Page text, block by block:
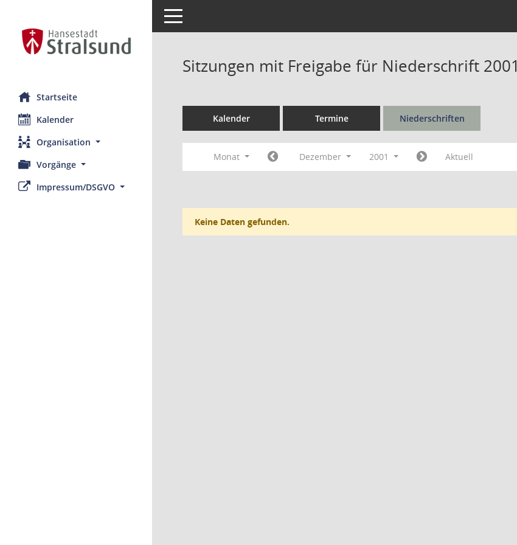
Startseite
Kalender
Organisation
Vorgänge
Impressum/DSGVO
Toggle navigation
Sitzungen mit Freigabe für Niederschrift 2001
Kalender Termine Niederschriften
Monat Dezember 2001 Aktuell
Keine Daten gefunden.